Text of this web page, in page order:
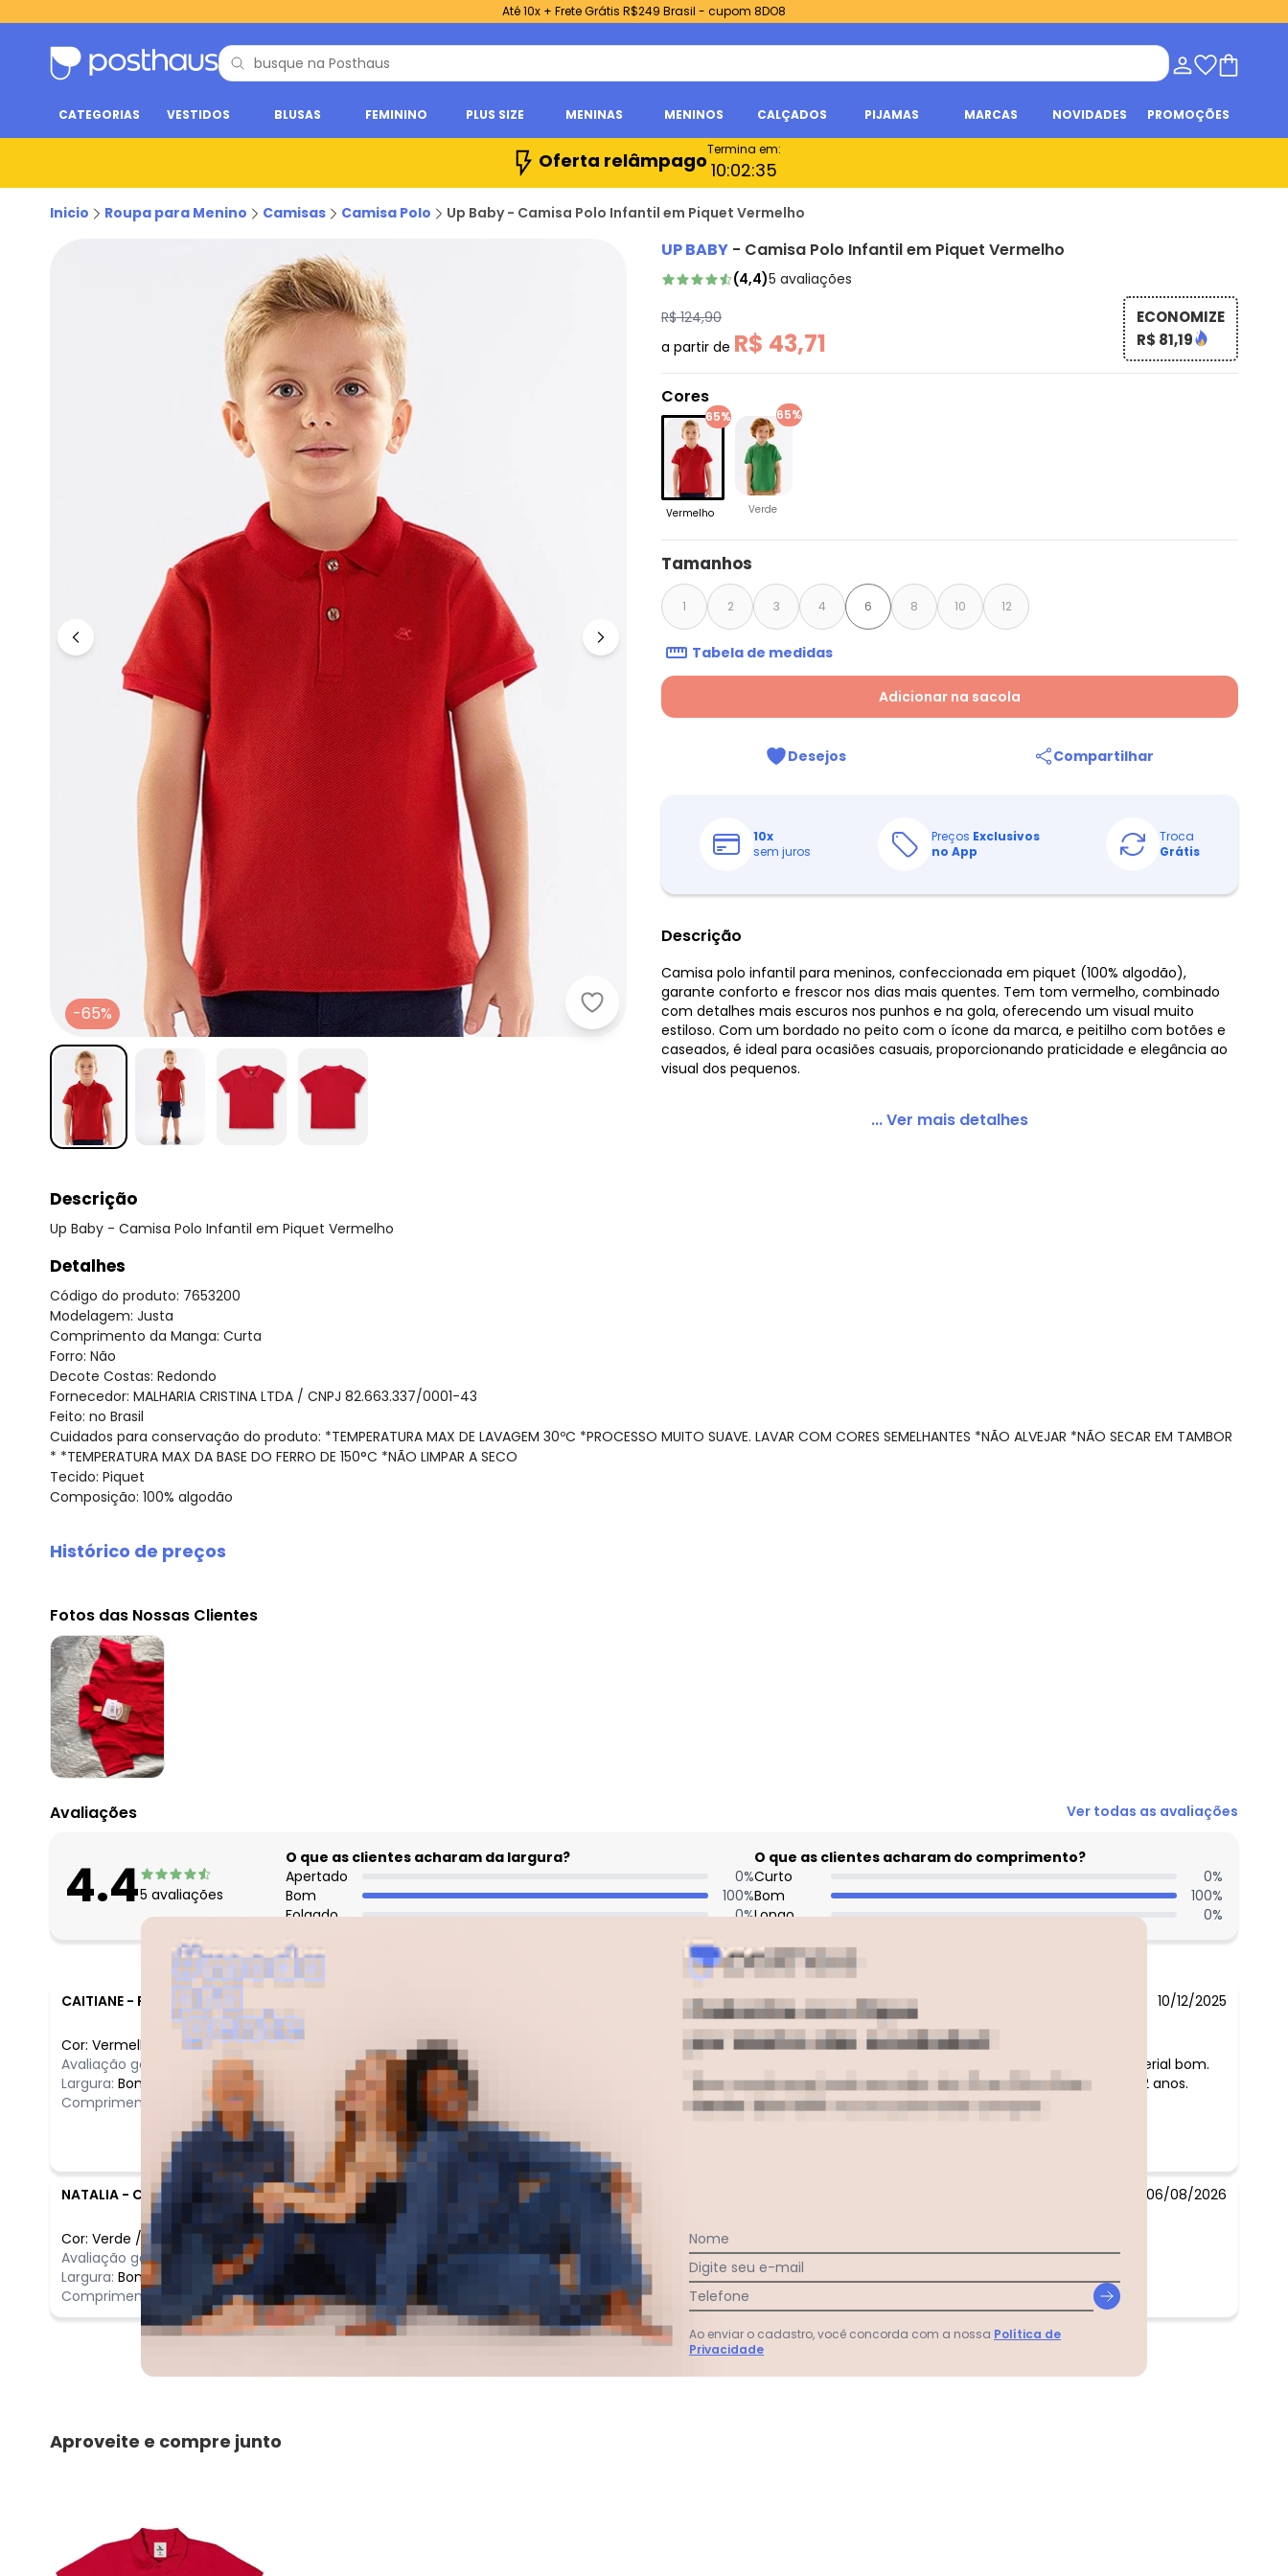
Até 10x + Frete Grátis R$249 Brasil - cupom 8DO8
CATEGORIAS VESTIDOS BLUSAS FEMININO PLUS SIZE MENINAS MENINOS CALÇADOS PIJAMAS MARCAS NOVIDADES PROMOÇÕES
Oferta relâmpagoTermina em:
10:02:34
Inicio Roupa para Menino Camisas Camisa Polo Up Baby - Camisa Polo Infantil em Piquet Vermelho
Up Baby - Camisa Polo Infantil em Piquet Vermelho
-65%
UP BABY - Camisa Polo Infantil em Piquet Vermelho
(4,4)5 avaliações
R$ 124,90
a partir de R$ 43,71
ECONOMIZE
R$ 81,19
Cores
65%
Vermelho
65%
Verde
Tamanhos
1 2 3 4 6 8 10 12
Tabela de medidas
Adicionar na sacola
Desejos Compartilhar
10x
sem juros
Preços Exclusivos
no App
Troca
Grátis
Descrição
Camisa polo infantil para meninos, confeccionada em piquet (100% algodão),
garante conforto e frescor nos dias mais quentes. Tem tom vermelho, combinado
com detalhes mais escuros nos punhos e na gola, oferecendo um visual muito
estiloso. Com um bordado no peito com o ícone da marca, e peitilho com botões e
caseados, é ideal para ocasiões casuais, proporcionando praticidade e elegância ao
visual dos pequenos.
... Ver mais detalhes
Descrição
Up Baby - Camisa Polo Infantil em Piquet Vermelho
Detalhes
Código do produto: 7653200
Modelagem: Justa
Comprimento da Manga: Curta
Forro: Não
Decote Costas: Redondo
Fornecedor: MALHARIA CRISTINA LTDA / CNPJ 82.663.337/0001-43
Feito: no Brasil
Cuidados para conservação do produto: *TEMPERATURA MAX DE LAVAGEM 30ºC *PROCESSO MUITO SUAVE. LAVAR COM CORES SEMELHANTES *NÃO ALVEJAR *NÃO SECAR EM TAMBOR
* *TEMPERATURA MAX DA BASE DO FERRO DE 150°C *NÃO LIMPAR A SECO
Tecido: Piquet
Composição: 100% algodão
Histórico de preços
agosto/2026
julho/2026
junho/2026
maio/2026
abril/2026
março/2026
fevereiro/2026
Fotos das Nossas Clientes
Avaliações Ver todas as avaliações
4.45 avaliações
O que as clientes acharam da largura?
Apertado
0%
Bom
100%
Folgado
0%
O que as clientes acharam do comprimento?
Curto
0%
Bom
100%
Longo
0%
CAITIANE - RIBEIRA DO POMBAL - BA 10/12/2025
Cor: Vermelho
Avaliação geral do produto: Ótimo
Largura: Bom
Comprimento:
linda a camisa, material bom.
Ideal para crianças 2 anos.
NATALIA - CHAPECO - SC 06/08/2026
Cor: Verde /4
Avaliação geral do produto: Incrível
Largura: Bom
Comprimento:
Comentário:
Incrível
Ver todas as avaliações
Aproveite e compre junto
Nome
Digite seu e-mail
Telefone
Ao enviar o cadastro, você concorda com a nossa Política de
Privacidade